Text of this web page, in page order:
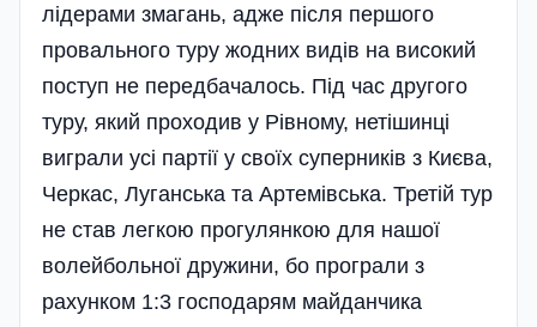
лідерами змагань, адже після першого
провального туру жодних видів на високий
поступ не передбачалось. Під час другого
туру, який проходив у Рівному, нетішинці
виграли усі партії у своїх суперників з Києва,
Черкас, Луганська та Артемівська. Третій тур
не став легкою прогулянкою для нашої
волейбольної дружини, бо програли з
рахунком 1:3 господарям майданчика